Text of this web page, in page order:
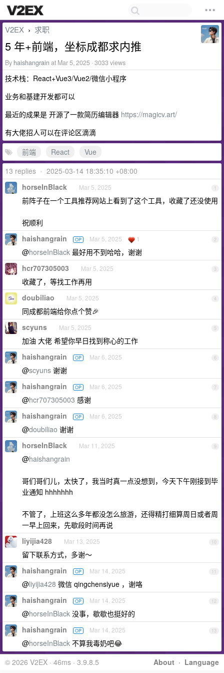
V2EX › 求职
5 年+前端，坐标成都求内推
By haishangrain at Mar 5, 2025 · 3033 views
技术栈：React+Vue3/Vue2/微信小程序
业务和基建开发都可以
最近的成果是 开源了一款简历编辑器 https://magicv.art/
有大佬招人可以在评论区滴滴
前端
React
Vue
13 replies • 2025-03-14 18:35:10 +08:00
1
horseInBlack Mar 5, 2025
前阵子在一个工具推荐网站上看到了这个工具，收藏了还没使用
祝顺利
2
haishangrain OP Mar 5, 2025 1
@horseInBlack 最好用不到哈哈，谢谢
3
hcr707305003 Mar 5, 2025
收藏了，等找工作再用
4
doubiliao Mar 5, 2025
同成都前端给你点个赞🎉
5
scyuns Mar 5, 2025
加油 大佬 希望你早日找到称心的工作
6
haishangrain OP Mar 6, 2025
@scyuns 谢谢
7
haishangrain OP Mar 6, 2025
@hcr707305003 感谢
8
haishangrain OP Mar 6, 2025
@doubiliao 谢谢
9
horseInBlack Mar 11, 2025
@haishangrain
哥们哥们儿，太快了，我当时真一点没想到，今天下午刚接到毕
业通知 hhhhhhh
不管了，上班这么多年都没怎么旅游，还得精打细算周日或者周
一早上回来，先歇段时间再说
10
liyijia428 Mar 13, 2025
留下联系方式，多谢～
11
haishangrain OP Mar 14, 2025
@liyijia428 微信 qingchensiyue ，谢咯
12
haishangrain OP Mar 14, 2025
@horseInBlack 没事，歇歇也挺好的
13
haishangrain OP Mar 14, 2025
@horseInBlack 不算我毒奶吧😂
About · Language
© 2026 V2EX · 46ms · 3.9.8.5